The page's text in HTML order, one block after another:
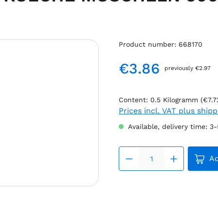
Product number: 668170
Regular price:
€3.86 previously €2.97
Content: 0.5 Kilogramm
Prices incl. VAT plus
Available, delivery time: 3-